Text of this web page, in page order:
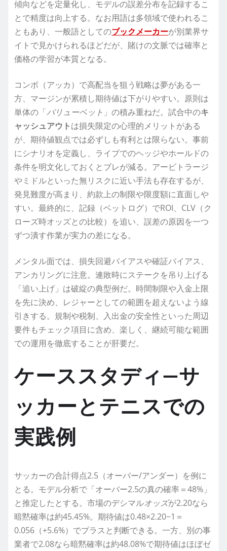
傾向などを定量化し、モデルの誤差分布を記録するこ
とで精度は向上する。なお用語は多領域で使われるこ
ともあり、一般語としてのブックメーカーが別業界サ
イトで見かけられるほどだが、賭けの文脈では確率と
価格の学習が本質となる。
コンボ（アッカ）で高配当を狙う戦略は夢がある一
方、マージンが累積し期待値は下がりやすい。原則は
単体の「バリューベット 」の積み重ねだ。試合中のキ
ャッシュアウトは損失限定の心理的メリットがある
が、期待値観点では必ずしも有利とは限らない。事前
にシナリオを定義し、ライブでのヘッジやホールドの
条件を明文化しておくとブレが減る。アービトラージ
やミドルといった無リスクに近い手法も存在するが、
発見難度が高まり、約款上の制限や限度額に直面しや
すい。最終的に、記録（ベットログ）でROI、CLV（ク
ローズ時オッズとの比較）を追い、誤差の原因を一つ
ずつ潰す作業が実力の差になる。
メンタル面では、損失回避バイアスや確証バイアス、
アンカリングに注意。連敗時にステークを吊り上げる
「追い上げ」は破綻の典型例だ。時間制限や入金上限
を先に決め、レジャーとしての範囲を超えないよう線
引きする。規制や税制、入出金の安全性といった周辺
要件もチェック項目に含め、楽しく、継続可能な範囲
での運用を徹底することが肝要だ。
ケーススタディ—サ
ッカーとテニスでの
実践例
サッカーの合計得点2.5（オーバー/アンダー）を例に
とる。モデル分析で「オーバー2.5の真の確率＝48%」
と推定したとする。市場のデシマルオッズが2.20なら
暗黙確率は約45.45%。期待値は0.48×2.20−1＝
0.056（+5.6%）でプラスと判断できる。一方、別の事
業者で2.08なら暗黙確率は約48.08%で期待値はほぼゼ